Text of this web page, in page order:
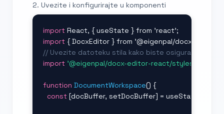
2. Uvezite i konfigurirajte u komponenti
import
import
// Uvezite datoteku stila kako biste osigurali
import '@eigenpal/docx-editor-react/styles.css'
function DocumentWorkspace() {
const [docBuffer, setDocBuffer] = useState(null);